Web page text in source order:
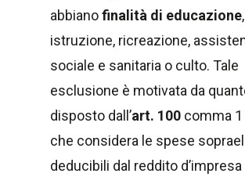
abbianofinalità di educazione,
istruzione, ricreazione,
sociale e sanitaria o culto. Tale
esclusione è motivata da
disposto dall’art. 100 comma 1
che considera le spese
deducibili dal reddito d’impresa